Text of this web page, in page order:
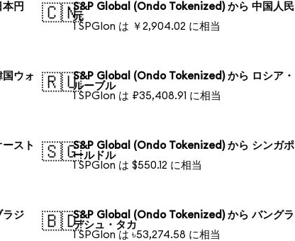
円
🇨🇳S&P Global (Ondo Tokenized) から 中国人民
元
1 SPGIon は ￥2,904.02 に相当
ウォ
🇷🇺S&P Global (Ondo Tokenized) から ロシア・
ルーブル
1 SPGIon は ₽35,408.91 に相当
スト
🇸🇬S&P Global (Ondo Tokenized) から シンガポ
ールドル
1 SPGIon は $550.12 に相当
ジ
🇧🇩S&P Global (Ondo Tokenized) から バングラ
デシュ・タカ
1 SPGIon は ৳53,274.58 に相当